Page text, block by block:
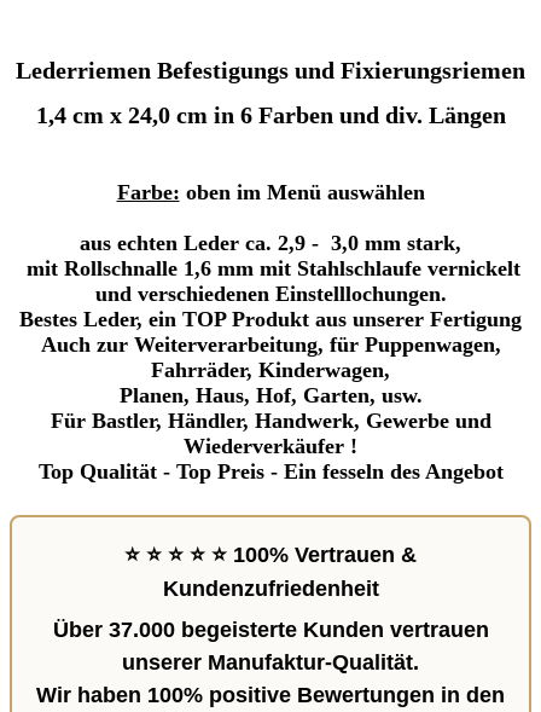
Lederriemen Befestigungs und Fixierungsriemen
1,4 cm x 24,0 cm in 6 Farben und div. Längen
Farbe: oben im Menü auswählen
aus echten Leder ca. 2,9 - 3,0 mm stark,
mit Rollschnalle 1,6 mm mit Stahlschlaufe vernickelt
und verschiedenen Einstelllochungen.
Bestes Leder, ein TOP Produkt aus unserer Fertigung
Auch zur Weiterverarbeitung, für Puppenwagen,
Fahrräder, Kinderwagen,
Planen, Haus, Hof, Garten, usw.
Für Bastler, Händler, Handwerk, Gewerbe und
Wiederverkäufer !
Top Qualität - Top Preis - Ein fesseln des Angebot
⭐ ⭐ ⭐ ⭐ ⭐ 100% Vertrauen &
Kundenzufriedenheit
Über 37.000 begeisterte Kunden vertrauen
unserer Manufaktur-Qualität.
Wir haben 100% positive Bewertungen in den